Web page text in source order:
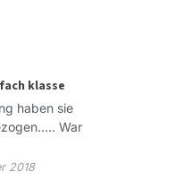
klasse
haben sie
War
2018